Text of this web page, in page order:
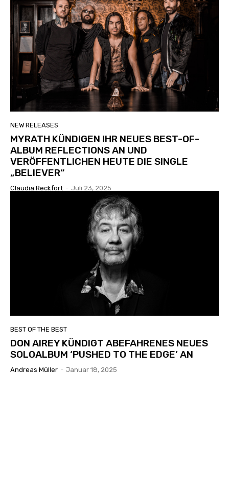
NEW RELEASES
MYRATH KÜNDIGEN IHR NEUES BEST-OF-
ALBUM REFLECTIONS AN UND
VERÖFFENTLICHEN HEUTE DIE SINGLE
„BELIEVER“
Claudia Reckfort - Juli 23, 2025
BEST OF THE BEST
DON AIREY KÜNDIGT ABEFAHRENES NEUES
SOLOALBUM ‘PUSHED TO THE EDGE’ AN
Andreas Müller - Januar 18, 2025